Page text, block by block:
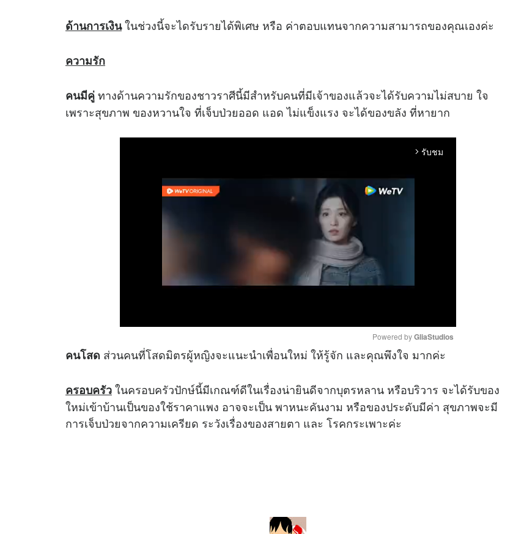
ด้านการเงินในช่วงนี้จะไดรับรายได้พิเศษ หรือ ค่าตอบแทนจากความสามารถของคุณเองค่ะ
ความรัก
คนมีคู่ทางด้านความรักของชาวราศีนี้มีสำหรับคนที่มีเจ้าของแล้วจะได้รับความไม่สบาย ใจ
เพราะสุขภาพ ของหวานใจ ที่เจ็บป่วยออด แอด ไม่แข็งแรง จะได้ของขลัง ที่หายาก
arrow_forward_ios รับชม
u
t
e
Powered by GliaStudios
คนโสด ส่วนคนที่โสดมิตรผู้หญิงจะแนะนำเพื่อนใหม่ ให้รู้จัก และคุณพึงใจ มากค่ะ
ครอบครัวในครอบครัวปักษ์นี้มีเกณฑ์ดีในเรื่องน่ายินดีจากบุตรหลาน หรือบริวาร จะได้รับของ
ใหม่เข้าบ้านเป็นของใช้ราคาแพง อาจจะเป็น พาหนะคันงาม หรือของประดับมีค่า สุขภาพจะมี
การเจ็บป่วยจากความเครียด ระวังเรื่องของสายตา และ โรคกระเพาะค่ะ